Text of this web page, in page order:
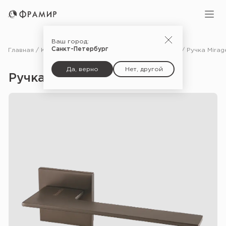
Ваш город:
Санкт-Петербург
Да, верно Нет, другой
Главная Каталог Фурнитура
Ручка Mirage USS — BPVD